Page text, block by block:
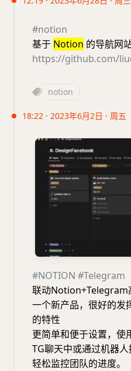
#notion
基于 Notion 的导航网
https://github.com/
notion
18:22 · 2023年6月2日 · 周五
#NOTION #Telegram
联动Notion+Telegram
一个新产品，很好的
的特性
更简单和便于设置，使
TG聊天中或通过机器
轻松监控团队的进度。